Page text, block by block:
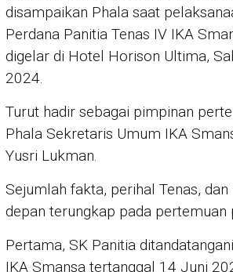
disampaikan Phala saat
Perdana Panitia Tenas IV IKA
digelar di Hotel Horison Ultima,
2024.
Turut hadir sebagai pimpinan
Phala Sekretaris Umum IKA
Yusri Lukman.
Sejumlah fakta, perihal Tenas, dan
depan terungkap pada pertemuan
Pertama, SK Panitia
IKA Smansa tertanggal 14 Juni